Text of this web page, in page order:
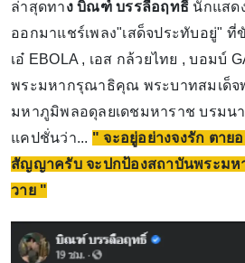
ล่าสุดทาง บิณฑ์ บรรลือฤทธิ์ นักแสด
ออกมาแชร์เพลง"เสด็จประทับอยู่" ที่
เอ๋ EBOLA , เอส กล้วยไทย , บอมบ์
พระมหากรุณาธิคุณ พระบาทสมเด็จ
มหาภูมิพลอดุลยเดชมหาราช บรมน
แคปชั่นว่า... " จะอยู่อย่างจงรัก ตาย
สัญญาครับ จะปกป้องสถาบันพระมห
วาย "